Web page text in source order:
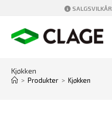
SALGSVILKÅR
Kjøkken
> Produkter > Kjøkken